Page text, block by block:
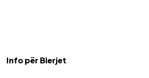
Info për Blerjet